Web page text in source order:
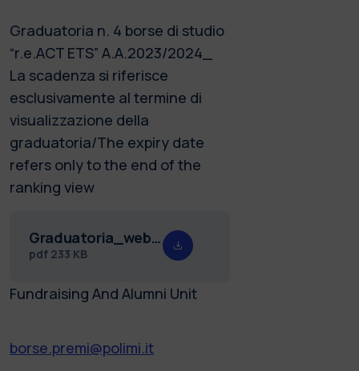
Graduatoria n. 4 borse di studio
“r.e.ACT ETS” A.A.2023/2024_
La scadenza si riferisce
esclusivamente al termine di
visualizzazione della
graduatoria/The expiry date
refers only to the end of the
ranking view
Graduatoria_web_4_borse_r.e.ACT_23.24.pdf
pdf 233 KB
Fundraising And Alumni Unit
borse.premi@polimi.it